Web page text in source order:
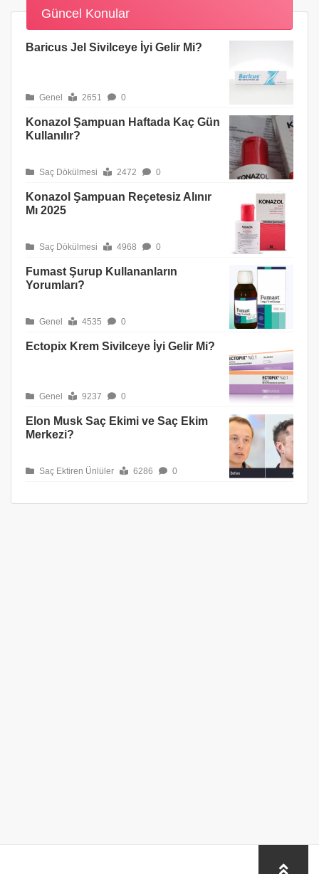
Güncel Konular
Baricus Jel Sivilceye İyi Gelir Mi?
Genel 2651 0
Konazol Şampuan Haftada Kaç Gün
Kullanılır?
Saç Dökülmesi 2472 0
Konazol Şampuan Reçetesiz Alınır
Mı 2025
Saç Dökülmesi 4968 0
Fumast Şurup Kullananların
Yorumları?
Genel 4535 0
Ectopix Krem Sivilceye İyi Gelir Mi?
Genel 9237 0
Elon Musk Saç Ekimi ve Saç Ekim
Merkezi?
Saç Ektiren Ünlüler 6286 0